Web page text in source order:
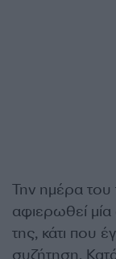
Την ημέρα του
αφιερωθεί
της, κάτι που
συζήτηση.